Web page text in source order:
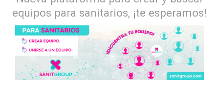
equipos para sanitarios, ¡te esperamos!